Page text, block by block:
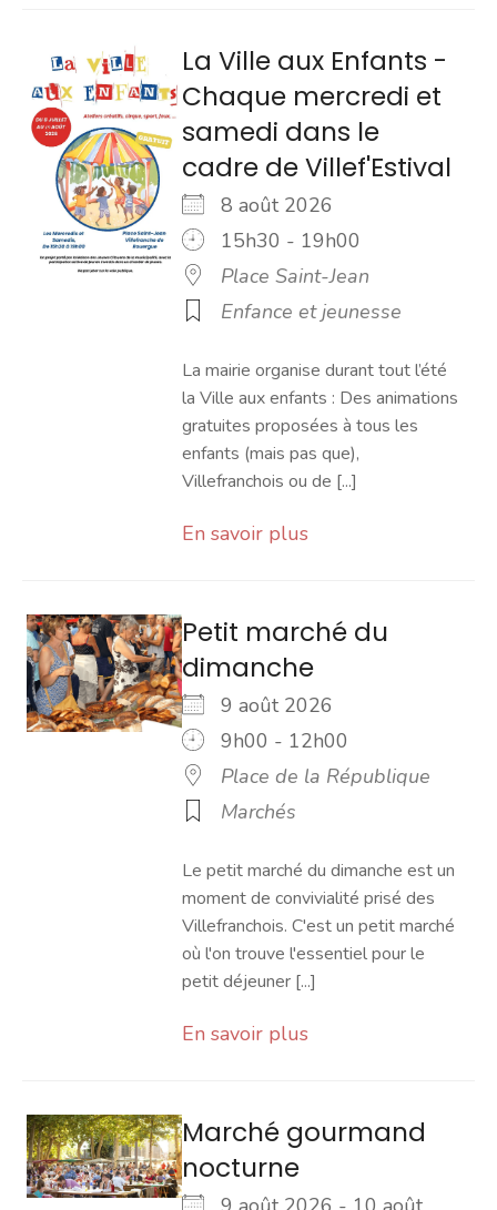
La Ville aux Enfants -
Chaque mercredi et
samedi dans le
cadre de Villef'Estival
8 août 2026
15h30 - 19h00
Place Saint-Jean
Enfance et jeunesse
La mairie organise durant tout l’été
la Ville aux enfants : Des animations
gratuites proposées à tous les
enfants (mais pas que),
Villefranchois ou de [...]
En savoir plus
Petit marché du
dimanche
9 août 2026
9h00 - 12h00
Place de la République
Marchés
Le petit marché du dimanche est un
moment de convivialité prisé des
Villefranchois. C'est un petit marché
où l'on trouve l'essentiel pour le
petit déjeuner [...]
En savoir plus
Marché gourmand
nocturne